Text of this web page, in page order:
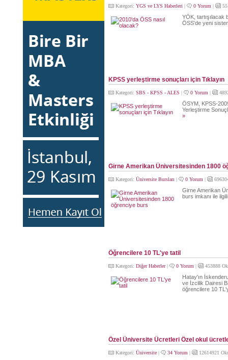
Kategori: YGS ve LYS Haberleri | 0 Yorum |
YÖK, tartışılacak
ÖSS'de yeni
KPSS yerleştirme sonuçları için Tıklayın
Kategori: SBS - KPSS - ALES | 0 Yorum |
ÖSYM, KPSS-
Yerleştirme
»
Girne Amerikan Üniversitesinden 1800
Kategori: Üniversite Bursları | 0 Yorum |
Girne Amerikan
burs imkanı ile
Öğrencilere 10 TL'ye tatil
Kategori: Diğer Haberler| 0 Yorum | 453888
Hatay'ın
ve İzcilik Dairesi
öğrencilere 10
Özel Üniversite Ücretleri Özel okul
Kategori: Üniversite| 34 Yorum | 12614921